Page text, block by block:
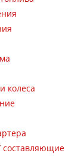
колеса
составляющие